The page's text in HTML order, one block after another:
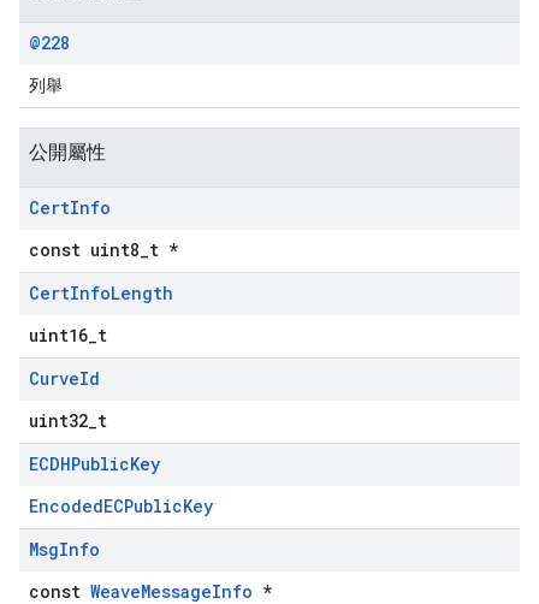
@228
列舉
公開屬性
CertInfo
const uint8_t *
CertInfoLength
uint16_t
CurveId
uint32_t
ECDHPublicKey
EncodedECPublicKey
MsgInfo
const WeaveMessageInfo *